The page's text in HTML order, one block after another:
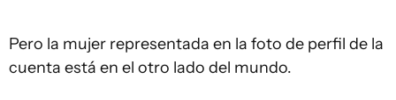
Pero la mujer representada en la foto de perfil de la
cuenta está en el otro lado del mundo.